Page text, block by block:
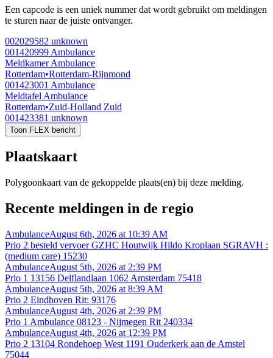
Een capcode is een uniek nummer dat wordt gebruikt om meldingen
te sturen naar de juiste ontvanger.
002029582 unknown
001420999 Ambulance
Meldkamer Ambulance
Rotterdam•Rotterdam-Rijnmond
001423001 Ambulance
Meldtafel Ambulance
Rotterdam•Zuid-Holland Zuid
001423381 unknown
Toon FLEX bericht
Plaatskaart
Polygoonkaart van de gekoppelde plaats(en) bij deze melding.
Recente meldingen in de regio
AmbulanceAugust 6th, 2026 at 10:39 AM
Prio 2 besteld vervoer GZHC Houtwijk Hildo Kroplaan SGRAVH :
(medium care) 15230
AmbulanceAugust 5th, 2026 at 2:39 PM
Prio 1 13156 Delflandlaan 1062 Amsterdam 75418
AmbulanceAugust 5th, 2026 at 8:39 AM
Prio 2 Eindhoven Rit: 93176
AmbulanceAugust 4th, 2026 at 2:39 PM
Prio 1 Ambulance 08123 - Nijmegen Rit 240334
AmbulanceAugust 4th, 2026 at 12:39 PM
Prio 2 13104 Rondehoep West 1191 Ouderkerk aan de Amstel
75044